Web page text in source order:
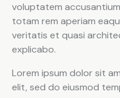
voluptatem
totam rem aperiam
veritatis et quasi
explicabo.
Lorem ipsum dolor sit
elit, sed do eiusmod